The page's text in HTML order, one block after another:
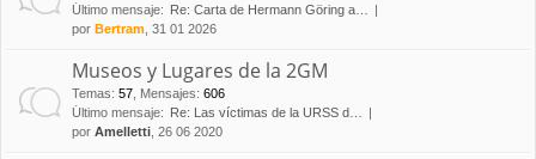
Último mensaje:
Re: Carta de Hermann Göring a…
por Bertram , 31 01 2026
Museos y Lugares de la 2GM
Temas: 57 Mensajes: 606
Último mensaje:
Re: Las víctimas de la URSS d…
por Amelletti , 26 06 2020